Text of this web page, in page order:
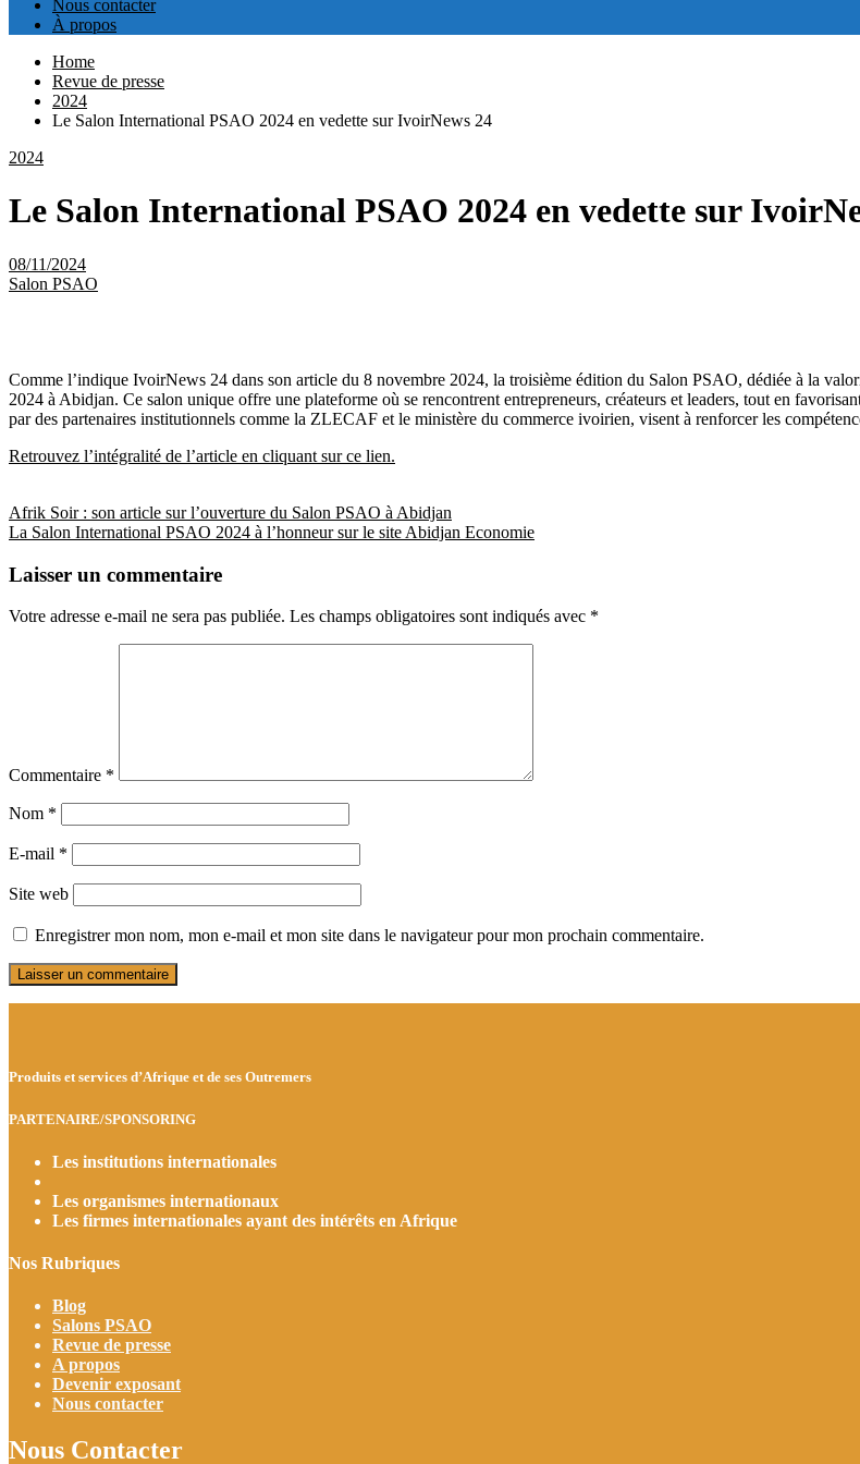
Nous contacter
À propos
Home
Revue de presse
2024
Le Salon International PSAO 2024 en vedette sur IvoirNews 24
2024
Le Salon International PSAO 2024 en vedette sur
08/11/2024
Salon PSAO
Comme l’indique IvoirNews 24 dans son article du 8 novembre 2024, la troisième édition du Salon PSAO, dédiée à la
2024 à Abidjan. Ce salon unique offre une plateforme où se rencontrent entrepreneurs, créateurs et leaders, tout en
par des partenaires institutionnels comme la ZLECAF et le ministère du commerce ivoirien, visent à renforcer les
Retrouvez l’intégralité de l’article en cliquant sur ce lien.
Afrik Soir : son article sur l’ouverture du Salon PSAO à Abidjan
La Salon International PSAO 2024 à l’honneur sur le site Abidjan Economie
Laisser un commentaire
Votre adresse e-mail ne sera pas publiée. Les champs obligatoires sont indiqués avec *
Commentaire *
Nom *
E-mail *
Site web
Enregistrer mon nom, mon e-mail et mon site dans le navigateur pour mon prochain commentaire.
Produits et services d’Afrique et de ses Outremers
PARTENAIRE/SPONSORING
Les institutions internationales
Les organismes internationaux
Les firmes internationales ayant des intérêts en Afrique
Nos Rubriques
Blog
Salons PSAO
Revue de presse
A propos
Devenir exposant
Nous contacter
Nous Contacter